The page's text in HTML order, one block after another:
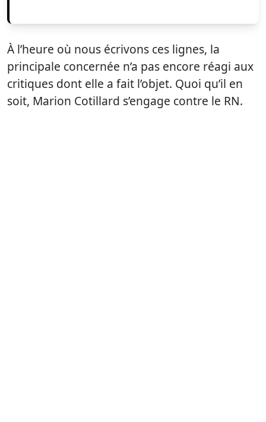
À l’heure où nous écrivons ces lignes, la
principale concernée n’a pas encore réagi aux
critiques dont elle a fait l’objet. Quoi qu’il en
soit, Marion Cotillard s’engage contre le RN.